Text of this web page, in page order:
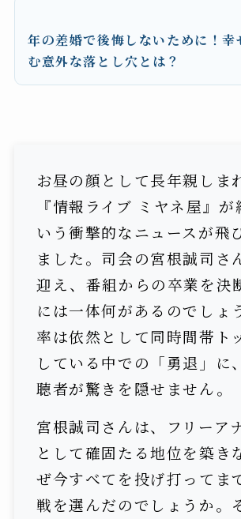
年の差婚で後悔しないために！幸
む意外な落とし穴とは？
お昼の顔として長年親しま
『情報ライブ ミヤネ屋』が
いう衝撃的なニュースが飛
ました。司会の宮根誠司さ
迎え、番組からの卒業を決
には一体何があるのでしょ
率は依然として同時間帯ト
している中での「勇退」に
聴者が驚きを隠せません。
宮根誠司さんは、フリーア
として確固たる地位を築き
ぜ今すべてを投げ打ってま
戦を選んだのでしょうか。